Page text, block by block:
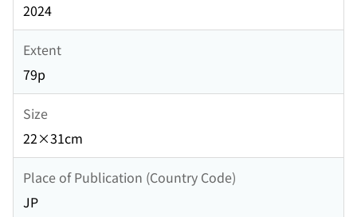
2024
Extent
79p
Size
22×31cm
Place of Publication (Country Code)
JP